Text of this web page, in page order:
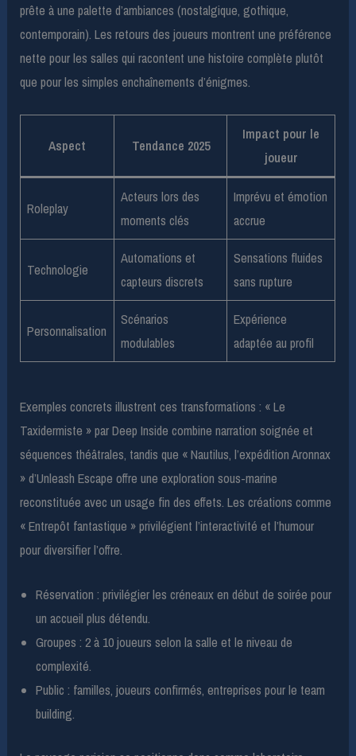
prête à une palette d’ambiances (nostalgique, gothique,
contemporain). Les retours des joueurs montrent une préférence
nette pour les salles qui racontent une histoire complète plutôt
que pour les simples enchaînements d’énigmes.
Aspect Tendance 2025
Impact pour le
joueur
Roleplay
Acteurs lors des
moments clés
Imprévu et émotion
accrue
Technologie
Automations et
capteurs discrets
Sensations fluides
sans rupture
Personnalisation
Scénarios
modulables
Expérience
adaptée au profil
Exemples concrets illustrent ces transformations : « Le
Taxidermiste » par Deep Inside combine narration soignée et
séquences théâtrales, tandis que « Nautilus, l’expédition Aronnax
» d’Unleash Escape offre une exploration sous-marine
reconstituée avec un usage fin des effets. Les créations comme
« Entrepôt fantastique » privilégient l’interactivité et l’humour
pour diversifier l’offre.
Réservation : privilégier les créneaux en début de soirée pour
un accueil plus détendu.
Groupes : 2 à 10 joueurs selon la salle et le niveau de
complexité.
Public : familles, joueurs confirmés, entreprises pour le team
building.